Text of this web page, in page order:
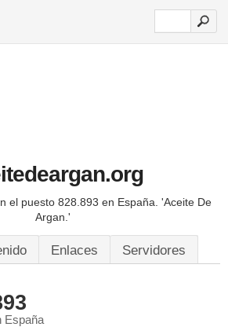
el puesto 828.893 en España. 'Aceite De
Argan.'
Enlaces Servidores
España